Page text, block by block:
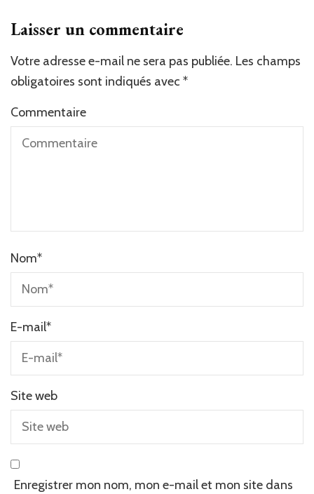
Laisser un commentaire
Votre adresse e-mail ne sera pas publiée. Les champs
obligatoires sont indiqués avec *
Commentaire
Nom*
E-mail*
Site web
Enregistrer mon nom, mon e-mail et mon site dans